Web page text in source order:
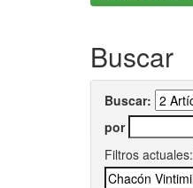
Buscar
Buscar:
por
Filtros actuales: